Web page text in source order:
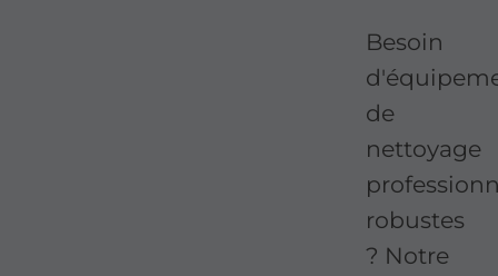
Besoin
de
nettoyage
robustes
? Notre